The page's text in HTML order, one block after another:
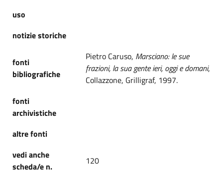
uso
notizie storiche
fonti
bibliografiche
Pietro Caruso, Marsciano: le sue
frazioni, la sua gente ieri, oggi e domani,
Collazzone, Grilligraf, 1997.
fonti
archivistiche
altre fonti
vedi anche
scheda/e n.
120